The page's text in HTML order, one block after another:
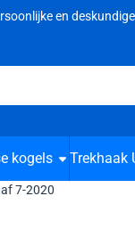
en
kogels Trekhaak
7-2020